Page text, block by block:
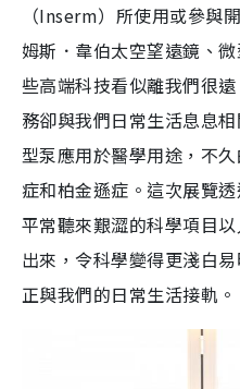
（Inserm）所使用或參與
姆斯．韋伯太空望遠鏡、
些高端科技看似離我們很
務卻與我們日常生活息息
型泵應用於醫學用途，不
症和柏金遜症。這次展覽
平常聽來艱澀的科學項目
出來，令科學變得更淺白
正與我們的日常生活接軌。